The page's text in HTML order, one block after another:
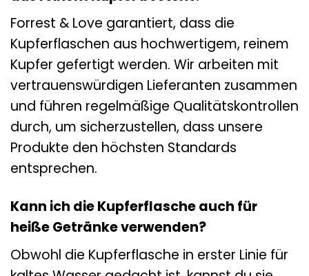
Forrest & Love garantiert, dass die
Kupferflaschen aus hochwertigem, reinem
Kupfer gefertigt werden. Wir arbeiten mit
vertrauenswürdigen Lieferanten zusammen
und führen regelmäßige Qualitätskontrollen
durch, um sicherzustellen, dass unsere
Produkte den höchsten Standards
entsprechen.
Kann ich die Kupferflasche auch für
heiße Getränke verwenden?
Obwohl die Kupferflasche in erster Linie für